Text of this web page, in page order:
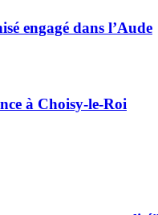
engagé dans l’Aude
à Choisy-le-Roi